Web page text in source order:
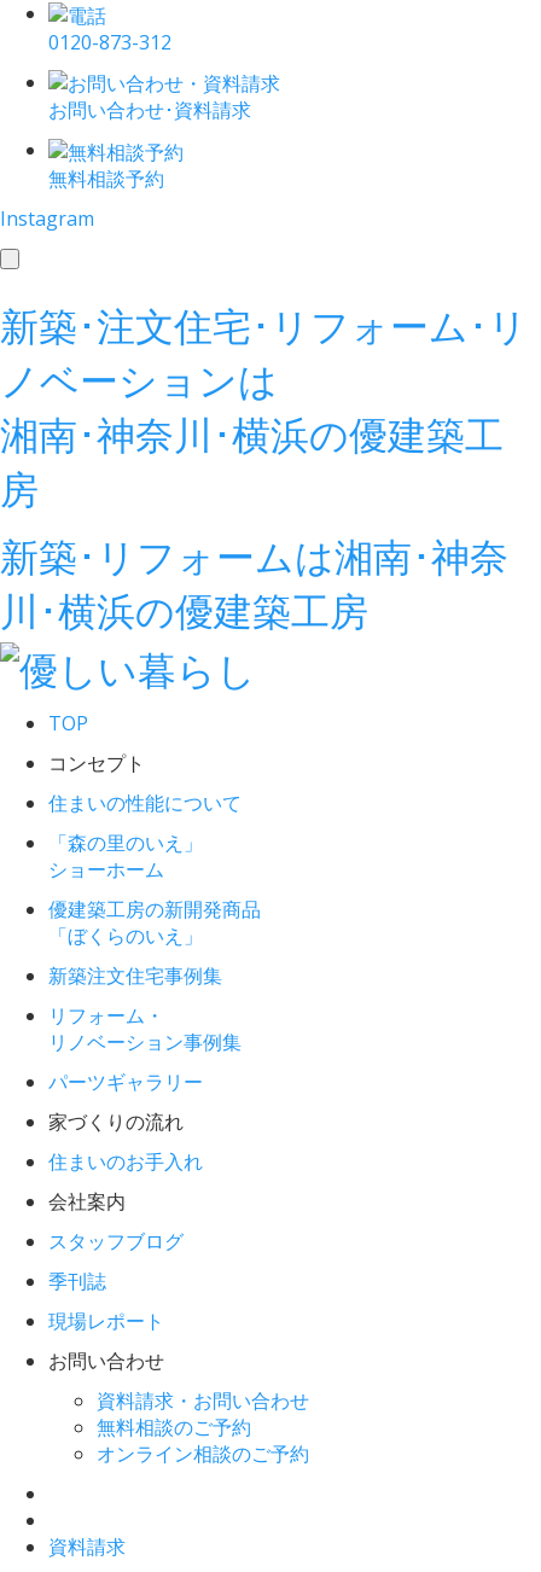
0120-873-312
お問い合わせ･資料請求
無料相談予約
Instagram
toggle
新築･注文住宅･リフォーム･リ
ノベーションは
湘南･神奈川･横浜の優建築工
房
新築･リフォームは湘南･神奈
川･横浜の優建築工房
TOP
コンセプト
住まいの性能について
「森の里のいえ」
ショーホーム
優建築工房の新開発商品
「ぼくらのいえ」
新築注文住宅事例集
リフォーム・
リノベーション事例集
パーツギャラリー
家づくりの流れ
住まいのお手入れ
会社案内
スタッフブログ
季刊誌
現場レポート
お問い合わせ
資料請求・お問い合わせ
無料相談のご予約
オンライン相談のご予約
資料請求